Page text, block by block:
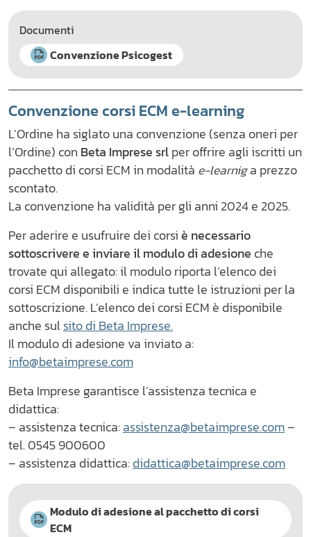
Documenti
Convenzione Psicogest
Convenzione corsi ECM e-learning
L’Ordine ha siglato una convenzione (senza oneri per
l’Ordine) con Beta Imprese srlper offrire agli iscritti un
pacchetto di corsi ECM in modalità e-learniga prezzo
scontato.
La convenzione ha validità per gli anni 2024 e 2025.
Per aderire e usufruire dei corsiè necessario
sottoscrivere e inviare il modulo di adesione che
trovate qui allegato: il modulo riporta l’elenco dei
corsi ECM disponibili e indica tutte le istruzioni per la
sottoscrizione. L’elenco dei corsi ECM è disponibile
anche sulsito di Beta Imprese.
Il modulo di adesione va inviato a:
info@betaimprese.com
Beta Imprese garantisce l’assistenza tecnica e
didattica:
– assistenza tecnica:assistenza@betaimprese.com–
tel. 0545 900600
– assistenza didattica:didattica@betaimprese.com
Modulo di adesione al pacchetto di corsi
ECM